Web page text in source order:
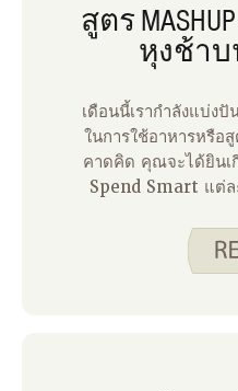
สูตร
หุงช้า
เดือนนี้เรากําลังแบ่ง
ในการใช้อาหารหรือ
คาดคิด คุณจะได้ยินเ
Spend Smart แต่ละตัว กินอย่างช
ย่างหม้อ หุงช้าแสนอร่
เป็นหนึ่งในสูตรอา